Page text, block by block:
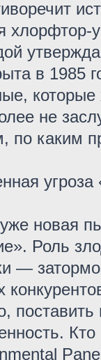
хлорфтор-
в 1985
не
по каким
новая
Роль
—
Кто